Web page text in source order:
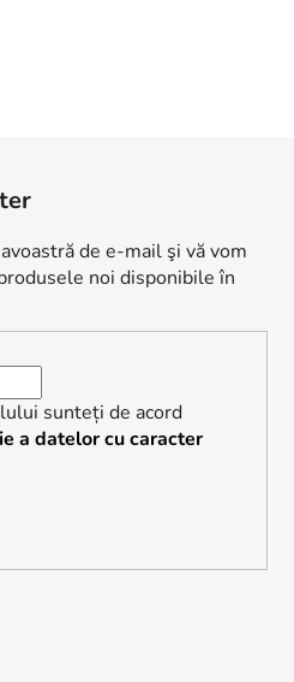
de e-mail şi vă vom
noi disponibile în
sunteți de acord
a datelor cu caracter